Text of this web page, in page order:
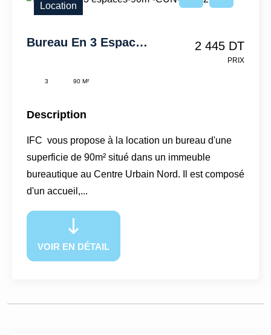
Location
Bureau En 3 Espaces-90m²-CUN-IFCU218 2 445 DT
PRIX
3 90 M²
Description
IFC vous propose à la location un bureau d'une
superficie de 90m² situé dans un immeuble
bureautique au Centre Urbain Nord. Il est composé
d'un accueil,...
VOIR EN DÉTAIL